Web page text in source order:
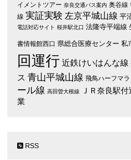
イメントツアー 奈良交通バス案内 奥谷線
線 実証実験 左京平城山線 平
電話対応サイト 桜井駅北口 法隆寺平端線
書情報館西口 県総合医療センター 私
回運行 近鉄けいはんな線
ス 青山平城山線 飛鳥ハーフマラ
ール線 高田曽大根線
ＪＲ奈良駅
業
RSS